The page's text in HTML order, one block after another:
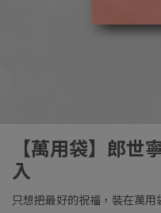
【萬用袋】郎世
入
只想把最好的祝福，裝在萬用